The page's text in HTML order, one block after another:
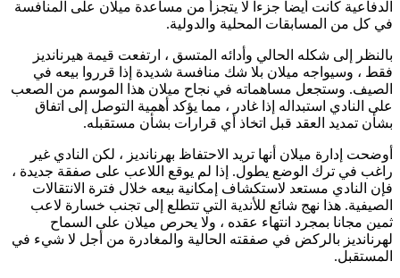
الدفاعية كانت أيضا جزءا لا يتجزأ من مساعدة ميلان على المنافسة
في كل من المسابقات المحلية والدولية.
بالنظر إلى شكله الحالي وأدائه المتسق ، ارتفعت قيمة هيرنانديز
فقط ، وسيواجه ميلان بلا شك منافسة شديدة إذا قرروا بيعه في
الصيف. وستجعل مساهماته في نجاح ميلان هذا الموسم من الصعب
على النادي استبداله إذا غادر ، مما يؤكد أهمية التوصل إلى اتفاق
بشأن تمديد العقد قبل اتخاذ أي قرارات بشأن مستقبله.
أوضحت إدارة ميلان أنها تريد الاحتفاظ بهرنانديز ، لكن النادي غير
راغب في ترك الوضع يطول. إذا لم يوقع اللاعب على صفقة جديدة ،
فإن النادي مستعد لاستكشاف إمكانية بيعه خلال فترة الانتقالات
الصيفية. هذا نهج شائع للأندية التي تتطلع إلى تجنب خسارة لاعب
ثمين مجانا بمجرد انتهاء عقده ، ولا يحرص ميلان على السماح
لهرنانديز بالركض في صفقته الحالية والمغادرة من أجل لا شيء في
المستقبل.